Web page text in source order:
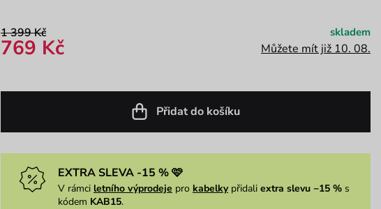
1 399 Kč
769 Kč
skladem
Můžete mít již 10. 08.
Přidat do košíku
EXTRA SLEVA -15 % 🩷
V rámci letního výprodeje pro kabelkypřidali extra slevu −15 %s
kódem KAB15.